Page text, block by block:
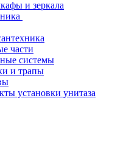
и зеркала
части
системы
и трапы
установки унитаза